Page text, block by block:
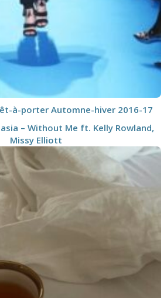
à-porter Automne-hiver 2016-17
– Without Me ft. Kelly Rowland,
Missy Elliott